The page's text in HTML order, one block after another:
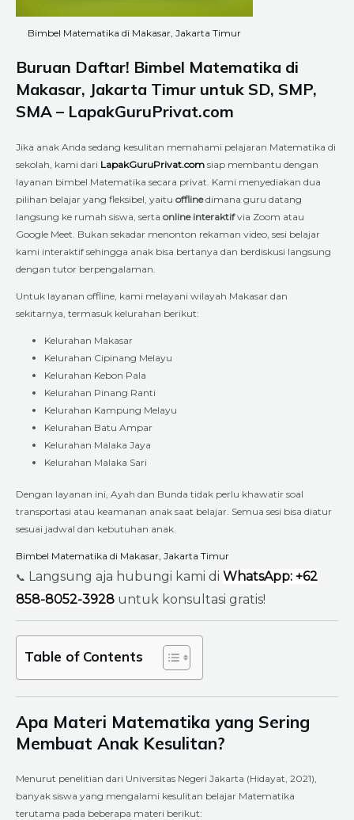
Bimbel Matematika di Makasar, Jakarta Timur
Buruan Daftar! Bimbel Matematika di
Makasar, Jakarta Timur untuk SD, SMP,
SMA – LapakGuruPrivat.com
Jika anak Anda sedang kesulitan memahami pelajaran Matematika di
sekolah, kami dari LapakGuruPrivat.com siap membantu dengan
layanan bimbel Matematika secara privat. Kami menyediakan dua
pilihan belajar yang fleksibel, yaitu offlinedimana guru datang
langsung ke rumah siswa, serta online interaktifvia Zoom atau
Google Meet. Bukan sekadar menonton rekaman video, sesi belajar
kami interaktif sehingga anak bisa bertanya dan berdiskusi langsung
dengan tutor berpengalaman.
Untuk layanan offline, kami melayani wilayah Makasar dan
sekitarnya, termasuk kelurahan berikut:
Kelurahan Makasar
Kelurahan Cipinang Melayu
Kelurahan Kebon Pala
Kelurahan Pinang Ranti
Kelurahan Kampung Melayu
Kelurahan Batu Ampar
Kelurahan Malaka Jaya
Kelurahan Malaka Sari
Dengan layanan ini, Ayah dan Bunda tidak perlu khawatir soal
transportasi atau keamanan anak saat belajar. Semua sesi bisa diatur
sesuai jadwal dan kebutuhan anak.
Bimbel Matematika di Makasar, Jakarta Timur
📞 Langsung aja hubungi kami di WhatsApp: +62
858-8052-3928 untuk konsultasi gratis!
Table of Contents
Apa Materi Matematika yang Sering
Membuat Anak Kesulitan?
Menurut penelitian dari Universitas Negeri Jakarta (Hidayat, 2021),
banyak siswa yang mengalami kesulitan belajar Matematika
terutama pada beberapa materi berikut: